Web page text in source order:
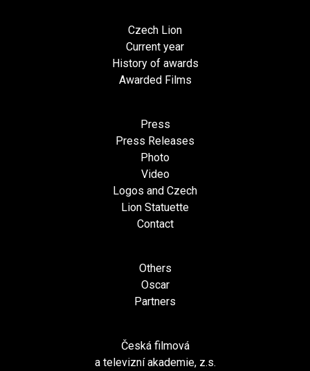
Czech Lion
Current year
History of awards
Awarded Films
Press
Press Releases
Photo
Video
Logos and Czech
Lion Statuette
Contact
Others
Oscar
Partners
Česká filmová
a televizní akademie, z.s.